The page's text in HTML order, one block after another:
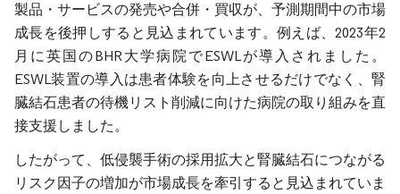
製品・サービスの発売や合併・買収が、予測期間中の市場
成長を後押しすると見込まれています。例えば、2023年2
月に英国のBHR大学病院でESWLが導入されました。
ESWL装置の導入は患者体験を向上させるだけでなく、腎
臓結石患者の待機リスト削減に向けた病院の取り組みを直
接支援しました。
したがって、低侵襲手術の採用拡大と腎臓結石につながる
リスク因子の増加が市場成長を牽引すると見込まれていま